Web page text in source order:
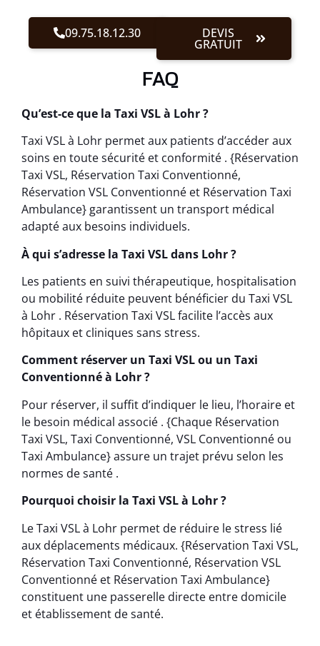
09.75.18.12.30 DEVIS
GRATUIT
FAQ
Qu’est-ce que la Taxi VSL à Lohr ?
Taxi VSL à Lohr permet aux patients d’accéder aux
soins en toute sécurité et conformité . {Réservation
Taxi VSL, Réservation Taxi Conventionné,
Réservation VSL Conventionné et Réservation Taxi
Ambulance} garantissent un transport médical
adapté aux besoins individuels.
À qui s’adresse la Taxi VSL dans Lohr ?
Les patients en suivi thérapeutique, hospitalisation
ou mobilité réduite peuvent bénéficier du Taxi VSL
à Lohr . Réservation Taxi VSL facilite l’accès aux
hôpitaux et cliniques sans stress.
Comment réserver un Taxi VSL ou un Taxi
Conventionné à Lohr ?
Pour réserver, il suffit d’indiquer le lieu, l’horaire et
le besoin médical associé . {Chaque Réservation
Taxi VSL, Taxi Conventionné, VSL Conventionné ou
Taxi Ambulance} assure un trajet prévu selon les
normes de santé .
Pourquoi choisir la Taxi VSL à Lohr ?
Le Taxi VSL à Lohr permet de réduire le stress lié
aux déplacements médicaux. {Réservation Taxi VSL,
Réservation Taxi Conventionné, Réservation VSL
Conventionné et Réservation Taxi Ambulance}
constituent une passerelle directe entre domicile
et établissement de santé.